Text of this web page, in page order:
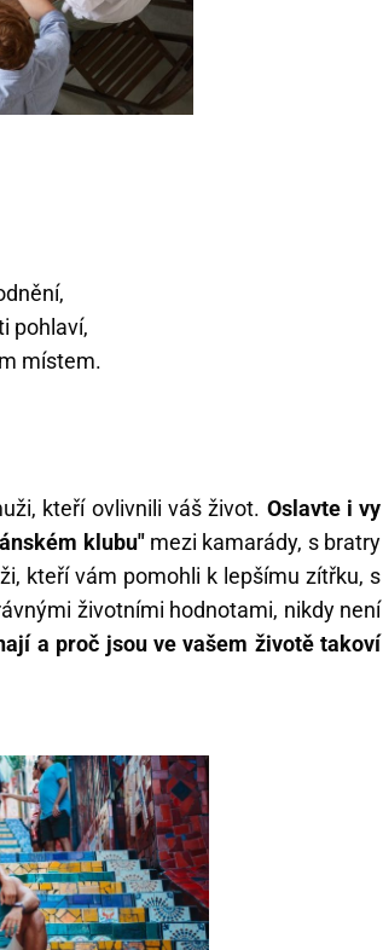
pohlaví,
místem.
kteří ovlivnili váš život. Oslavte i vy
klubu"mezi kamarády, s bratry
kteří vám pomohli k lepšímu zítřku, s
životními hodnotami, nikdy není
a proč jsou ve vašem životě takoví